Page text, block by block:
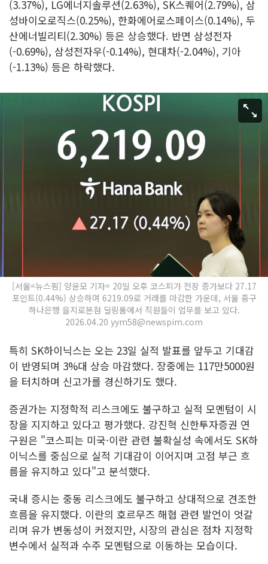
(3.37%), LG에너지솔루션(2.63%), SK스퀘어(2.79%), 삼
성바이오로직스(0.25%), 한화에어로스페이스(0.14%), 두
산에너빌리티(2.30%) 등은 상승했다. 반면 삼성전자
(-0.69%), 삼성전자우(-0.14%), 현대차(-2.04%), 기아
(-1.13%) 등은 하락했다.
[서울=뉴스핌] 양윤모 기자= 20일 오후 코스피가 전장 종가보다 27.17
포인트(0.44%) 상승하며 6219.09로 거래를 마감한 가운데, 서울 중구
하나은행 을지로본점 딜링룸에서 직원들이 업무를 보고 있다.
2026.04.20 yym58@newspim.com
특히 SK하이닉스는 오는 23일 실적 발표를 앞두고 기대감
이 반영되며 3%대 상승 마감했다. 장중에는 117만5000원
을 터치하며 신고가를 경신하기도 했다.
증권가는 지정학적 리스크에도 불구하고 실적 모멘텀이 시
장을 지지하고 있다고 평가했다. 강진혁 신한투자증권 연
구원은 "코스피는 미국·이란 관련 불확실성 속에서도 SK하
이닉스를 중심으로 실적 기대감이 이어지며 고점 부근 흐
름을 유지하고 있다"고 분석했다.
국내 증시는 중동 리스크에도 불구하고 상대적으로 견조한
흐름을 유지했다. 이란의 호르무즈 해협 관련 발언이 엇갈
리며 유가 변동성이 커졌지만, 시장의 관심은 점차 지정학
변수에서 실적과 수주 모멘텀으로 이동하는 모습이다.